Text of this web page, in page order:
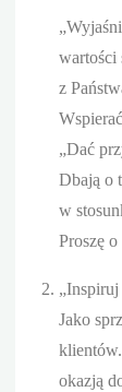
wartości
z
„Dać
Dbają o
w
Proszę
Jako
okazją